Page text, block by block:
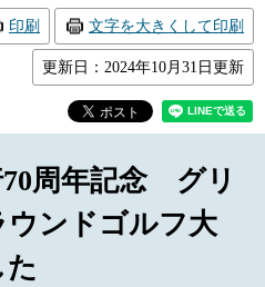
印刷 文字を大きくして印刷
更新日：2024年10月31日更新
周年記念 グリ
ウンドゴルフ大